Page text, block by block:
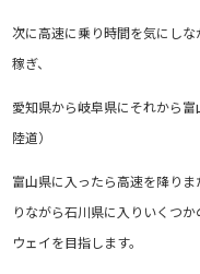
次に高速に乗り時間を気にし
稼ぎ、
愛知県から岐阜県にそれから
陸道）
富山県に入ったら高速を降り
りながら石川県に入りいくつ
ウェイを目指します。